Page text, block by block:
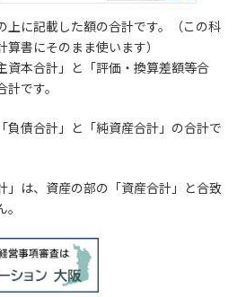
上に記載した額の合計です。（この科
書にそのまま使います）
資本合計」と「評価・換算差額等合
です。
負債合計」と「純資産合計」の合計で
」は、資産の部の「資産合計」と合致